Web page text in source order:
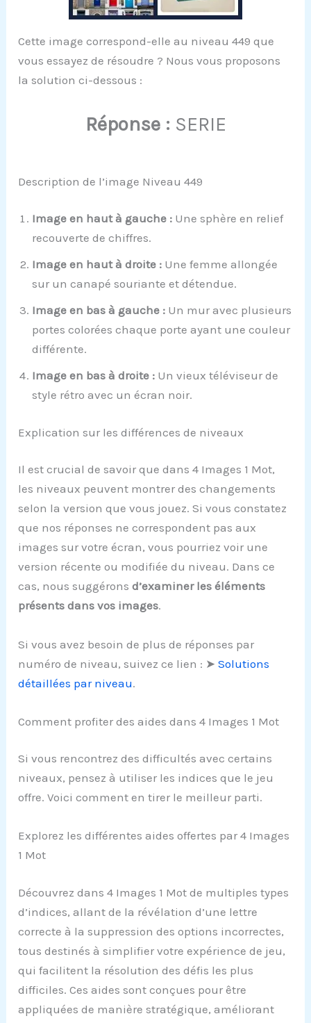
Cette image correspond-elle au niveau 449 que
vous essayez de résoudre ? Nous vous proposons
la solution ci-dessous :
Réponse : SERIE
Description de l’image Niveau 449
Image en haut à gauche : Une sphère en relief
recouverte de chiffres.
Image en haut à droite : Une femme allongée
sur un canapé souriante et détendue.
Image en bas à gauche : Un mur avec plusieurs
portes colorées chaque porte ayant une couleur
différente.
Image en bas à droite : Un vieux téléviseur de
style rétro avec un écran noir.
Explication sur les différences de niveaux
Il est crucial de savoir que dans 4 Images 1 Mot,
les niveaux peuvent montrer des changements
selon la version que vous jouez. Si vous constatez
que nos réponses ne correspondent pas aux
images sur votre écran, vous pourriez voir une
version récente ou modifiée du niveau. Dans ce
cas, nous suggéronsd’examiner les éléments
présents dans vos images.
Si vous avez besoin de plus de réponses par
numéro de niveau, suivez ce lien : ➤Solutions
détaillées par niveau.
Comment profiter des aides dans 4 Images 1 Mot
Si vous rencontrez des difficultés avec certains
niveaux, pensez à utiliser les indices que le jeu
offre. Voici comment en tirer le meilleur parti.
Explorez les différentes aides offertes par 4 Images
1 Mot
Découvrez dans 4 Images 1 Mot de multiples types
d’indices, allant de la révélation d’une lettre
correcte à la suppression des options incorrectes,
tous destinés à simplifier votre expérience de jeu,
qui facilitent la résolution des défis les plus
difficiles. Ces aides sont conçues pour être
appliquées de manière stratégique, améliorant